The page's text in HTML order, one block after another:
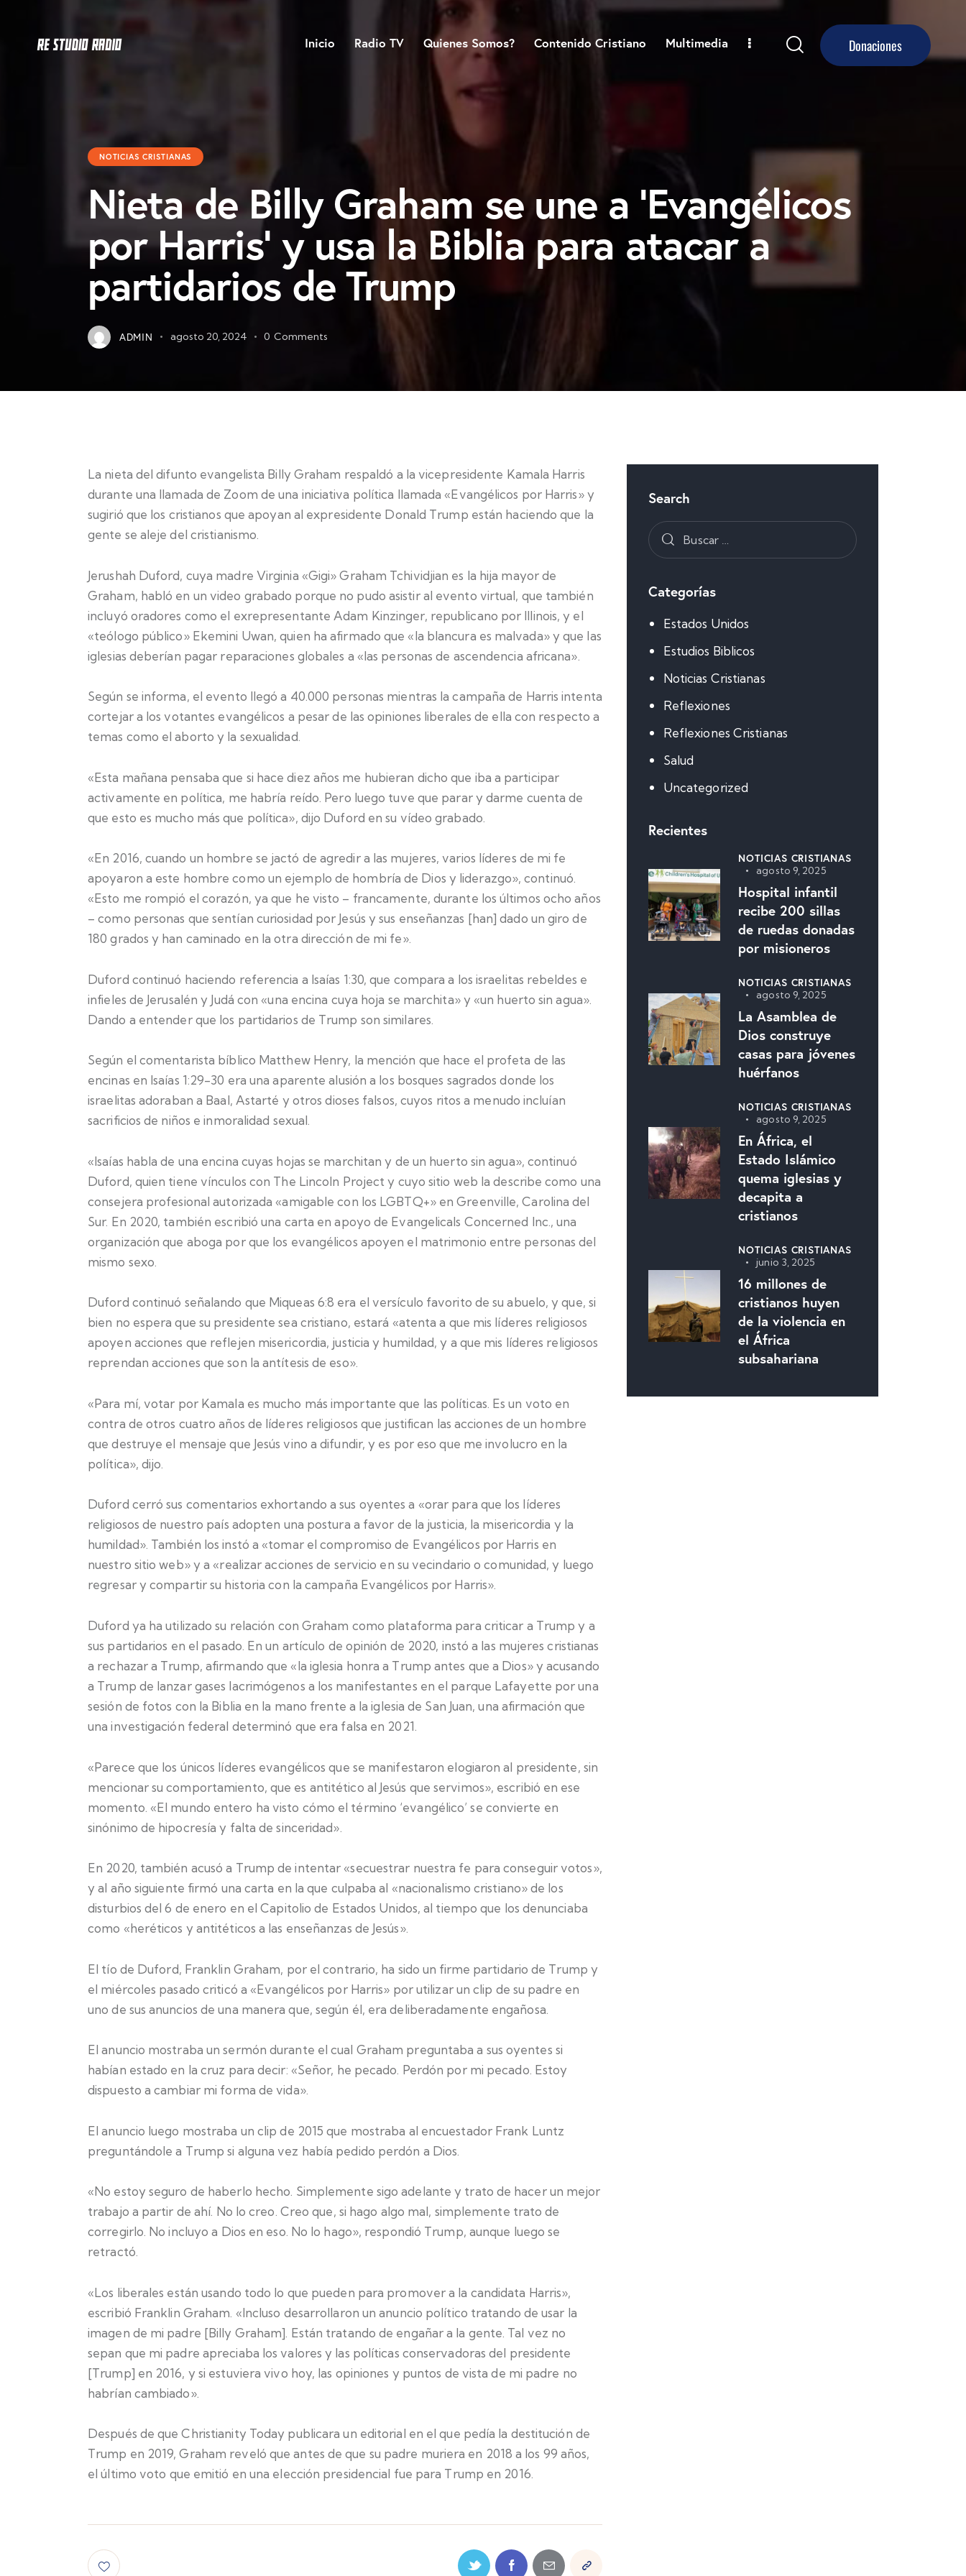
Inicio Radio TV Quienes Somos? Contenido Cristiano Multimedia Donaciones
NOTICIAS CRISTIANAS
Nieta de Billy Graham se une a ‘Evangélicos
por Harris’ y usa la Biblia para atacar a
partidarios de Trump
ADMIN agosto 20, 2024 0 Comments
La nieta del difunto evangelista Billy Graham respaldó a la vicepresidente Kamala Harris
durante una llamada de Zoom de una iniciativa política llamada «Evangélicos por Harris» y
sugirió que los cristianos que apoyan al expresidente Donald Trump están haciendo que la
gente se aleje del cristianismo.
Jerushah Duford, cuya madre Virginia «Gigi» Graham Tchividjian es la hija mayor de
Graham, habló en un video grabado porque no pudo asistir al evento virtual, que también
incluyó oradores como el exrepresentante Adam Kinzinger, republicano por Illinois, y el
«teólogo público» Ekemini Uwan, quien ha afirmado que «la blancura es malvada» y que las
iglesias deberían pagar reparaciones globales a «las personas de ascendencia africana».
Según se informa, el evento llegó a 40.000 personas mientras la campaña de Harris intenta
cortejar a los votantes evangélicos a pesar de las opiniones liberales de ella con respecto a
temas como el aborto y la sexualidad.
«Esta mañana pensaba que si hace diez años me hubieran dicho que iba a participar
activamente en política, me habría reído. Pero luego tuve que parar y darme cuenta de
que esto es mucho más que política», dijo Duford en su vídeo grabado.
«En 2016, cuando un hombre se jactó de agredir a las mujeres, varios líderes de mi fe
apoyaron a este hombre como un ejemplo de hombría de Dios y liderazgo», continuó.
«Esto me rompió el corazón, ya que he visto – francamente, durante los últimos ocho años
– como personas que sentían curiosidad por Jesús y sus enseñanzas [han] dado un giro de
180 grados y han caminado en la otra dirección de mi fe».
Duford continuó haciendo referencia a Isaías 1:30, que compara a los israelitas rebeldes e
infieles de Jerusalén y Judá con «una encina cuya hoja se marchita» y «un huerto sin agua».
Dando a entender que los partidarios de Trump son similares.
Según el comentarista bíblico Matthew Henry, la mención que hace el profeta de las
encinas en Isaías 1:29-30 era una aparente alusión a los bosques sagrados donde los
israelitas adoraban a Baal, Astarté y otros dioses falsos, cuyos ritos a menudo incluían
sacrificios de niños e inmoralidad sexual.
«Isaías habla de una encina cuyas hojas se marchitan y de un huerto sin agua», continuó
Duford, quien tiene vínculos con The Lincoln Project y cuyo sitio web la describe como una
consejera profesional autorizada «amigable con los LGBTQ+» en Greenville, Carolina del
Sur. En 2020, también escribió una carta en apoyo de Evangelicals Concerned Inc., una
organización que aboga por que los evangélicos apoyen el matrimonio entre personas del
mismo sexo.
Duford continuó señalando que Miqueas 6:8 era el versículo favorito de su abuelo, y que, si
bien no espera que su presidente sea cristiano, estará «atenta a que mis líderes religiosos
apoyen acciones que reflejen misericordia, justicia y humildad, y a que mis líderes religiosos
reprendan acciones que son la antítesis de eso».
«Para mí, votar por Kamala es mucho más importante que las políticas. Es un voto en
contra de otros cuatro años de líderes religiosos que justifican las acciones de un hombre
que destruye el mensaje que Jesús vino a difundir, y es por eso que me involucro en la
política», dijo.
Duford cerró sus comentarios exhortando a sus oyentes a «orar para que los líderes
religiosos de nuestro país adopten una postura a favor de la justicia, la misericordia y la
humildad». También los instó a «tomar el compromiso de Evangélicos por Harris en
nuestro sitio web» y a «realizar acciones de servicio en su vecindario o comunidad, y luego
regresar y compartir su historia con la campaña Evangélicos por Harris».
Duford ya ha utilizado su relación con Graham como plataforma para criticar a Trump y a
sus partidarios en el pasado. En un artículo de opinión de 2020, instó a las mujeres cristianas
a rechazar a Trump, afirmando que «la iglesia honra a Trump antes que a Dios» y acusando
a Trump de lanzar gases lacrimógenos a los manifestantes en el parque Lafayette por una
sesión de fotos con la Biblia en la mano frente a la iglesia de San Juan, una afirmación que
una investigación federal determinó que era falsa en 2021.
«Parece que los únicos líderes evangélicos que se manifestaron elogiaron al presidente, sin
mencionar su comportamiento, que es antitético al Jesús que servimos», escribió en ese
momento. «El mundo entero ha visto cómo el término ‘evangélico’ se convierte en
sinónimo de hipocresía y falta de sinceridad».
En 2020, también acusó a Trump de intentar «secuestrar nuestra fe para conseguir votos»,
y al año siguiente firmó una carta en la que culpaba al «nacionalismo cristiano» de los
disturbios del 6 de enero en el Capitolio de Estados Unidos, al tiempo que los denunciaba
como «heréticos y antitéticos a las enseñanzas de Jesús».
El tío de Duford, Franklin Graham, por el contrario, ha sido un firme partidario de Trump y
el miércoles pasado criticó a «Evangélicos por Harris» por utilizar un clip de su padre en
uno de sus anuncios de una manera que, según él, era deliberadamente engañosa.
El anuncio mostraba un sermón durante el cual Graham preguntaba a sus oyentes si
habían estado en la cruz para decir: «Señor, he pecado. Perdón por mi pecado. Estoy
dispuesto a cambiar mi forma de vida».
El anuncio luego mostraba un clip de 2015 que mostraba al encuestador Frank Luntz
preguntándole a Trump si alguna vez había pedido perdón a Dios.
«No estoy seguro de haberlo hecho. Simplemente sigo adelante y trato de hacer un mejor
trabajo a partir de ahí. No lo creo. Creo que, si hago algo mal, simplemente trato de
corregirlo. No incluyo a Dios en eso. No lo hago», respondió Trump, aunque luego se
retractó.
«Los liberales están usando todo lo que pueden para promover a la candidata Harris»,
escribió Franklin Graham. «Incluso desarrollaron un anuncio político tratando de usar la
imagen de mi padre [Billy Graham]. Están tratando de engañar a la gente. Tal vez no
sepan que mi padre apreciaba los valores y las políticas conservadoras del presidente
[Trump] en 2016, y si estuviera vivo hoy, las opiniones y puntos de vista de mi padre no
habrían cambiado».
Después de que Christianity Today publicara un editorial en el que pedía la destitución de
Trump en 2019, Graham reveló que antes de que su padre muriera en 2018 a los 99 años,
el último voto que emitió en una elección presidencial fue para Trump en 2016.
Search
Categorías
Estados Unidos
Estudios Biblicos
Noticias Cristianas
Reflexiones
Reflexiones Cristianas
Salud
Uncategorized
Recientes
NOTICIAS CRISTIANAS
agosto 9, 2025
Hospital infantil
recibe 200 sillas
de ruedas donadas
por misioneros
NOTICIAS CRISTIANAS
agosto 9, 2025
La Asamblea de
Dios construye
casas para jóvenes
huérfanos
NOTICIAS CRISTIANAS
agosto 9, 2025
En África, el
Estado Islámico
quema iglesias y
decapita a
cristianos
NOTICIAS CRISTIANAS
junio 3, 2025
16 millones de
cristianos huyen
de la violencia en
el África
subsahariana